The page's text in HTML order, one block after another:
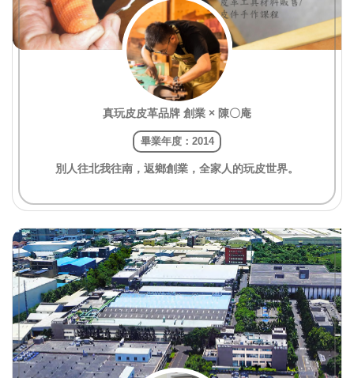
真玩皮皮革品牌 創業 × 陳〇庵
畢業年度：2014
別人往北我往南，返鄉創業，全家人的玩皮世界。